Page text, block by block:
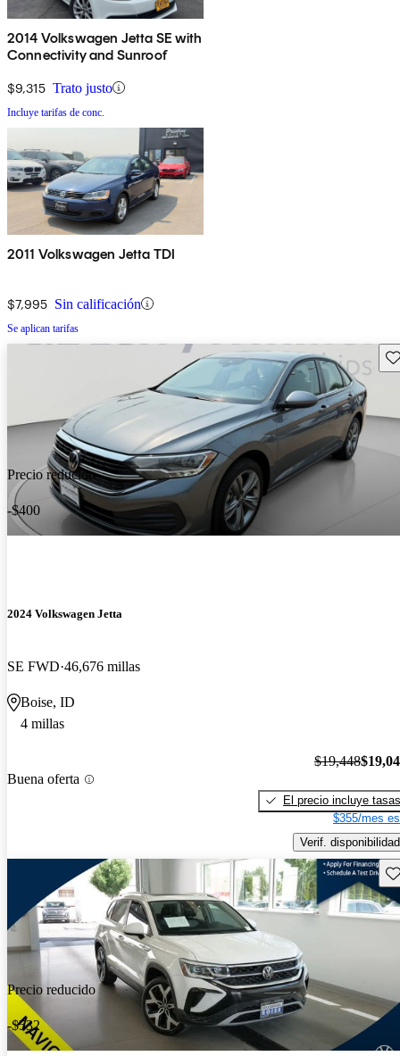
2014 Volkswagen Jetta SE with
Connectivity and Sunroof
$9,315 Trato justo
Incluye tarifas de conc.
2011 Volkswagen Jetta TDI
$7,995 Sin calificación
Se aplican tarifas
Precio reducido
-$400
2024 Volkswagen Jetta
SE FWD 46,676 millas
Boise, ID
4 millas
Buena oferta
$19,448
El precio incluye tasas
$355/mes
Verif. disponibilidad
Precio reducido
-$532